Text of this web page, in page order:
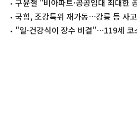
시"구윤철 "비아파트·공공임대 최대한
곧 발표"
국힘, 조강특위 재가동…강릉 등 사
"일·건강식이 장수 비결"…119세 코